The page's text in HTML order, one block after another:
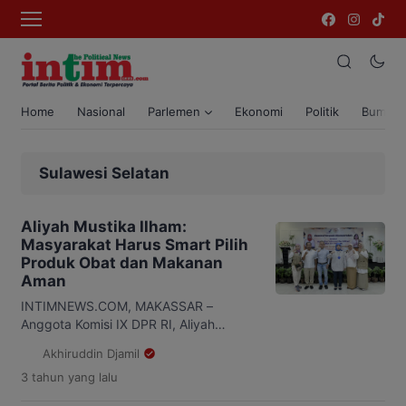
Home Nasional Parlemen Ekonomi Politik Bumi
Sulawesi Selatan
Aliyah Mustika Ilham:
Masyarakat Harus Smart Pilih
Produk Obat dan Makanan
Aman
INTIMNEWS.COM, MAKASSAR –
Anggota Komisi IX DPR RI, Aliyah
Makassar menggelar pemberdayaam
masyarakat melalui Komunikasi
Akhiruddin Djamil
3 tahun yang lalu